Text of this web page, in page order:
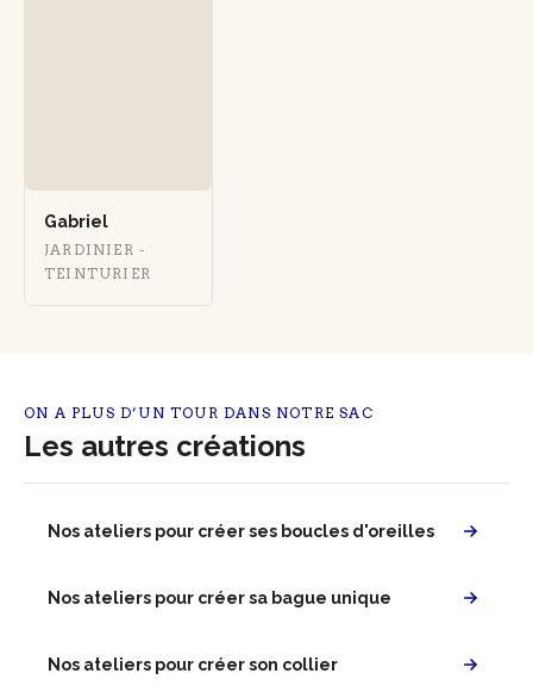
Gabriel
JARDINIER -
TEINTURIER
ON A PLUS D’UN TOUR DANS NOTRE SAC
Les autres créations
Nos ateliers pour créer ses boucles d'oreilles
Nos ateliers pour créer sa bague unique
Nos ateliers pour créer son collier